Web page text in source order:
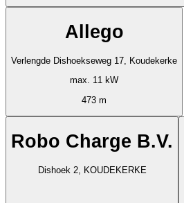
Allego
Verlengde Dishoekseweg 17, Koudekerke
max. 11 kW
473 m
Robo Charge B.V.
Dishoek 2, KOUDEKERKE